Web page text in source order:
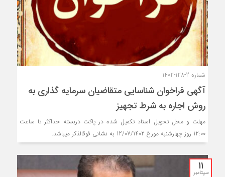
شماره 2-128-1402
آگهی فراخوان شناسایی متقاضیان سرمایه ‏گذاری به
روش اجاره به شرط تجهیز
مهلت و محل تحويل اسناد تكميل شده در پاکت دربسته حداكثر تا ساعت
12:00 روز چهارشنبه مورخ 12/07/1402 به نشاني فوقالذكر ميباشد.
11
سپتامبر